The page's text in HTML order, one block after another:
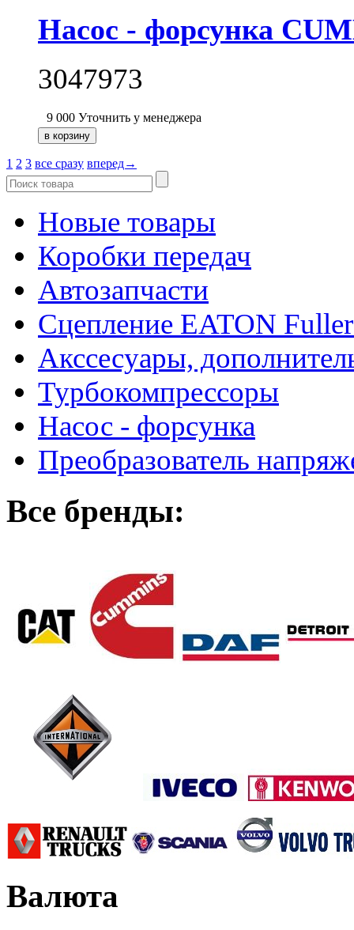
Насос - форсунка
3047973
9 000 Уточнить у менеджера
1 2 3 все сразу вперед→
Новые товары
Коробки передач
Автозапчасти
Сцепление EATON
Акссесуары,
Турбокомпрессоры
Насос - форсунка
Преобразователь
Все бренды:
Валюта